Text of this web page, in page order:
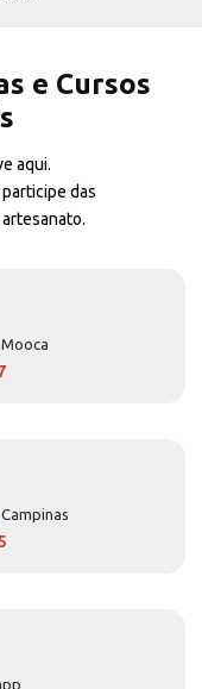
e Cursos
aqui.
das